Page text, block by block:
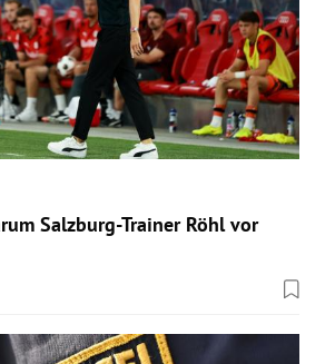
Salzburg-Trainer Röhl vor